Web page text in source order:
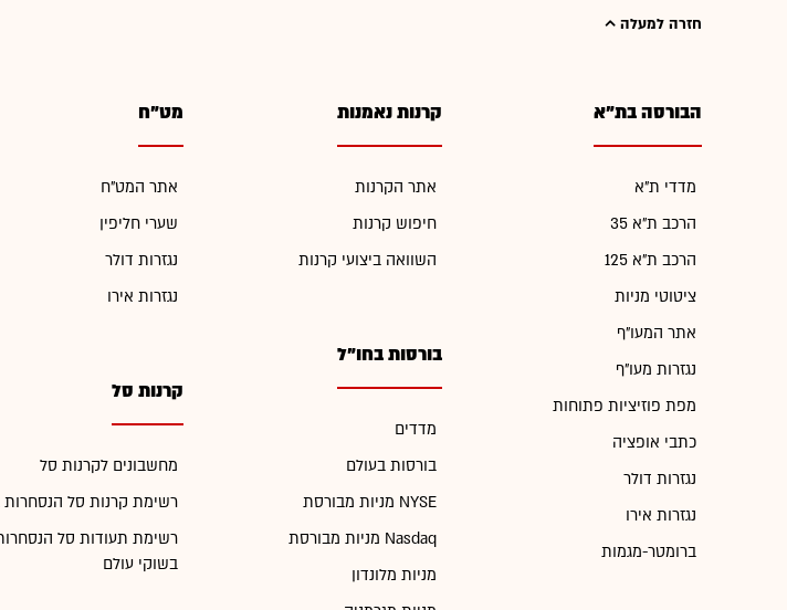
חזרה למעלה
הבורסה בת"א
מדדי ת"א
הרכב ת"א 35
הרכב ת"א 125
ציטוטי מניות
אתר המעו"ף
נגזרות מעו"ף
מפת פוזיציות פתוחות
כתבי אופציה
נגזרות דולר
נגזרות אירו
ברומטר-מגמות
קרנות נאמנות
אתר הקרנות
חיפוש קרנות
השוואה ביצועי קרנות
בורסות בחו"ל
מדדים
בורסות בעולם
מניות מבורסת NYSE
מניות מבורסת Nasdaq
מניות מלונדון
מט"ח
אתר המט"ח
שערי חליפין
נגזרות דולר
נגזרות אירו
קרנות סל
מחשבונים לקרנות סל
רשימת קרנות סל
רשימת תעודות סל
בשוקי עולם